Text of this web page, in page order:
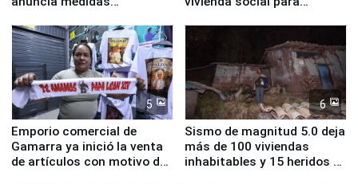
educación, salud y empleo
5
Emporio comercial de
Gamarra ya inició la venta
de artículos con motivo de
6
Sismo de magnitud 5.0 deja
más de 100 viviendas
inhabitables y 15 heridos en